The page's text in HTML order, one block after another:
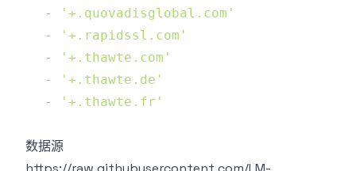
-
'+.quovadisglobal.com'
-
'+.rapidssl.com'
-
'+.thawte.com'
-
'+.thawte.de'
-
'+.thawte.fr'
数据源